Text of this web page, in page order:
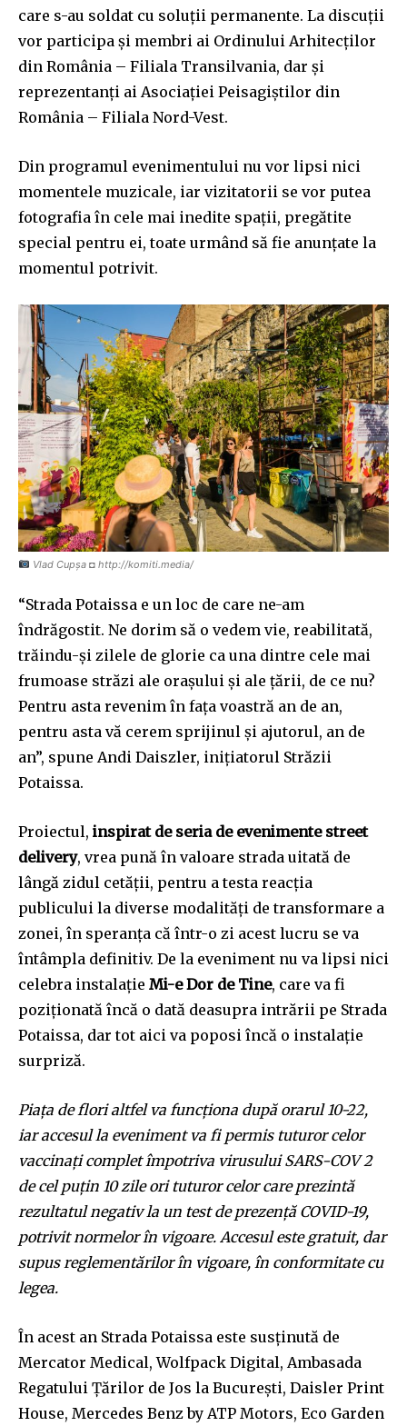
Join our community of
SUBSCRIBERS and be part of the
To subscribe, simply enter your email address on our website
or click the subscribe button below. Don't worry, we respect
your privacy and won't spam your inbox. Your information is
safe with us.
SUBSCRIBE
I've read and accept the
32,111
Cititori
32,214
Cititori
11,243
Cititori
care s-au soldat cu soluții permanente. La discuții
vor participa și membri ai Ordinului Arhitecților
din România – Filiala Transilvania, dar și
reprezentanți ai Asociației Peisagiștilor din
România – Filiala Nord-Vest.
Din programul evenimentului nu vor lipsi nici
momentele muzicale, iar vizitatorii se vor putea
fotografia în cele mai inedite spații, pregătite
special pentru ei, toate urmând să fie anunțate la
momentul potrivit.
Vlad Cupşa ◘ http://komiti.media/
“Strada Potaissa e un loc de care ne-am
îndrăgostit. Ne dorim să o vedem vie, reabilitată,
trăindu-și zilele de glorie ca una dintre cele mai
frumoase străzi ale orașului și ale țării, de ce nu?
Pentru asta revenim în fața voastră an de an,
pentru asta vă cerem sprijinul și ajutorul, an de
an”, spune Andi Daiszler, inițiatorul Străzii
Potaissa.
Proiectul, inspirat de seria de evenimente street
delivery, vrea pună în valoare strada uitată de
lângă zidul cetății, pentru a testa reacția
publicului la diverse modalități de transformare a
zonei, în speranța că într-o zi acest lucru se va
întâmpla definitiv. De la eveniment nu va lipsi nici
celebra instalație Mi-e Dor de Tine, care va fi
poziționată încă o dată deasupra intrării pe Strada
Potaissa, dar tot aici va poposi încă o instalație
surpriză.
Piața de flori altfel va funcționa după orarul 10-22,
iar accesul la eveniment va fi permis tuturor celor
vaccinați complet împotriva virusului SARS-COV 2
de cel puțin 10 zile ori tuturor celor care prezintă
rezultatul negativ la un test de prezență COVID-19,
potrivit normelor în vigoare. Accesul este gratuit, dar
supus reglementărilor în vigoare, în conformitate cu
legea.
În acest an Strada Potaissa este susținută de
Mercator Medical, Wolfpack Digital, Ambasada
Regatului Țărilor de Jos la București, Daisler Print
House, Mercedes Benz by ATP Motors, Eco Garden